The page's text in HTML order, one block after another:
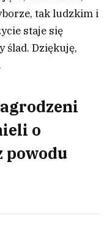
tak ludzkim i
staje się
ślad. Dziękuję,
o
powodu